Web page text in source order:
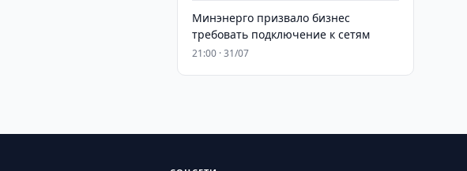
Минэнерго призвало бизнес
требовать подключение к сетям
21:00 · 31/07